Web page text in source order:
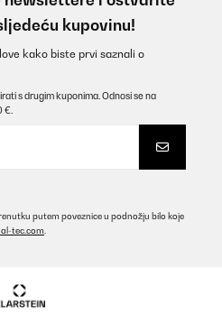
kupovinu!
kako biste prvi saznali o
s drugim kuponima. Odnosi se na
€.
putem poveznice u podnožju bilo koje
tec.com